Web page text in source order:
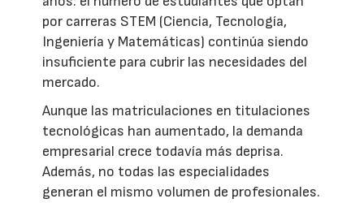
por carreras STEM (Ciencia, Tecnología,
Ingeniería y Matemáticas) continúa siendo
insuficiente para cubrir las necesidades del
mercado.
Aunque las matriculaciones en titulaciones
tecnológicas han aumentado, la demanda
empresarial crece todavía más deprisa.
Además, no todas las especialidades
generan el mismo volumen de profesionales.